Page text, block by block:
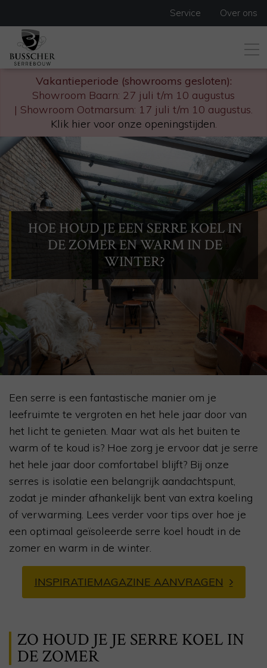
Vakantieperiode (showrooms gesloten):
Showroom Baarn: 27 juli t/m 10 augustus
| Showroom Ootmarsum: 17 juli t/m 10 augustus.
Klik hier voor onze openingstijden.
Service Over ons
HOE HOUD JE EEN SERRE KOEL IN
DE ZOMER EN WARM IN DE
WINTER?
Een serre is een fantastische manier om je
leefruimte te vergroten en het hele jaar door van
het licht te genieten. Maar wat als het buiten te
warm of te koud is? Hoe zorg je ervoor dat je serre
het hele jaar door comfortabel blijft? Bij onze
serres is isolatie een belangrijk aandachtspunt,
zodat je minder afhankelijk bent van extra koeling
of verwarming. Lees verder voor tips over hoe je
een optimaal geïsoleerde serre koel houdt in de
zomer en warm in de winter.
INSPIRATIEMAGAZINE AANVRAGEN
ZO HOUD JE JE SERRE KOEL IN
DE ZOMER